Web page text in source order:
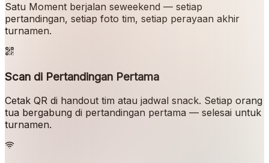
Satu Moment berjalan seweekend — setiap
pertandingan, setiap foto tim, setiap perayaan akhir
turnamen.
Scan di Pertandingan Pertama
Cetak QR di handout tim atau jadwal snack. Setiap orang
tua bergabung di pertandingan pertama — selesai untuk
turnamen.